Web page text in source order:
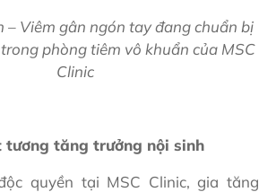
– Viêm gân ngón tay đang chuẩn bị
phòng tiêm vô khuẩn của MSC
Clinic
tương tăng trưởng nội sinh
quyền tại MSC Clinic, gia tăng